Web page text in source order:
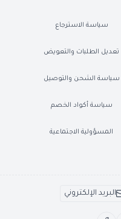
سياسة الاسترجاع
تعديل الطلبات والتعويض
سياسة الشحن والتوصيل
سياسة أكواد الخصم
المسؤولية الاجتماعية
البريد الإلكتروني